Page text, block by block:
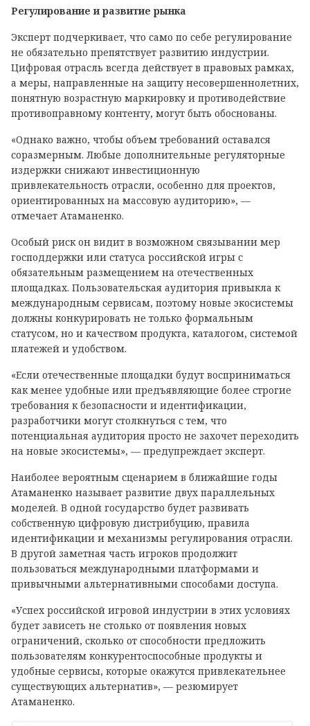
Регулирование и развитие рынка
Эксперт подчеркивает, что само по себе регулирование
не обязательно препятствует развитию индустрии.
Цифровая отрасль всегда действует в правовых рамках,
а меры, направленные на защиту несовершеннолетних,
понятную возрастную маркировку и противодействие
противоправному контенту, могут быть обоснованы.
«Однако важно, чтобы объем требований оставался
соразмерным. Любые дополнительные регуляторные
издержки снижают инвестиционную
привлекательность отрасли, особенно для проектов,
ориентированных на массовую аудиторию», —
отмечает Атаманенко.
Особый риск он видит в возможном связывании мер
господдержки или статуса российской игры с
обязательным размещением на отечественных
площадках. Пользовательская аудитория привыкла к
международным сервисам, поэтому новые экосистемы
должны конкурировать не только формальным
статусом, но и качеством продукта, каталогом, системой
платежей и удобством.
«Если отечественные площадки будут восприниматься
как менее удобные или предъявляющие более строгие
требования к безопасности и идентификации,
разработчики могут столкнуться с тем, что
потенциальная аудитория просто не захочет переходить
на новые экосистемы», — предупреждает эксперт.
Наиболее вероятным сценарием в ближайшие годы
Атаманенко называет развитие двух параллельных
моделей. В одной государство будет развивать
собственную цифровую дистрибуцию, правила
идентификации и механизмы регулирования отрасли.
В другой заметная часть игроков продолжит
пользоваться международными платформами и
привычными альтернативными способами доступа.
«Успех российской игровой индустрии в этих условиях
будет зависеть не столько от появления новых
ограничений, сколько от способности предложить
пользователям конкурентоспособные продукты и
удобные сервисы, которые окажутся привлекательнее
существующих альтернатив», — резюмирует
Атаманенко.